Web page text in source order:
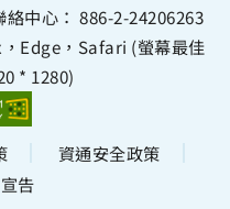
中心： 886-2-24206263
Edge，Safari (螢幕最佳
* 1280)
資通安全政策
告